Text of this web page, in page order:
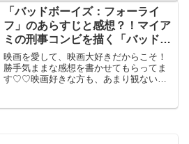
の劇場版の 純愛ホラー？中学生の芽...
「バッドボーイズ：フォーライ
フ」のあらすじと感想？！マイア
ミの刑事コンビを描く「バッド・
ボーイズ」第3弾アクション。
映画を愛して、映画大好きだからこそ！
勝手気ままな感想を書かせてもらってま
す♡♡映画好きな方も、あまり観ない方
15)2020年1月31日公開（124分）マイア